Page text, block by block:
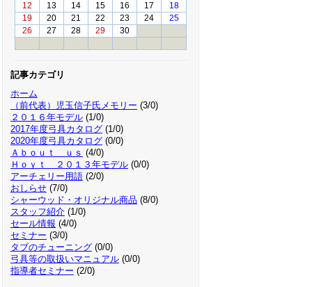
12
13 14 15 16 17
18
19
20 21 22 23 24
25
26
27 28 29 30
記事カテゴリ
ホーム
（前代表）児玉信子氏メモリー (3/0)
２０１６年モデル(1/0)
2017年度弓具カタログ(1/0)
2020年度弓具カタログ(0/0)
Ａｂｏｕｔ ｕｓ (4/0)
Ｈｏｙｔ ２０１３年モデル(0/0)
アーチェリー用語(2/0)
おしらせ(7/0)
シャーウッド・オリジナル商品 (8/0)
スタッフ紹介(1/0)
セール情報 (4/0)
セミナー (3/0)
タブのチューニング(0/0)
弓具等の取扱いマニュアル(0/0)
指導者セミナー (2/0)